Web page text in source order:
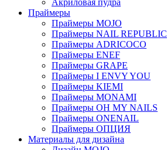
Акриловая пудра
Праймеры
Праймеры MOJO
Праймеры NAIL REPUBLIC
Праймеры ADRICOCO
Праймеры ENEF
Праймеры GRAPE
Праймеры I ENVY YOU
Праймеры KIEMI
Праймеры MONAMI
Праймеры OH MY NAILS
Праймеры ONENAIL
Праймеры ОПЦИЯ
Материалы для дизайна